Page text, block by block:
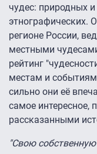
чудес: природных
этнографических.
регионе России,
местными
рейтинг
местам и
сильно они её
самое интересное,
рассказанными
"Свою